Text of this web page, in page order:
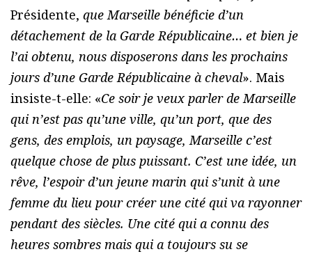
Présidente, que Marseille bénéficie d’un
détachement de la Garde Républicaine… et bien je
l’ai obtenu, nous disposerons dans les prochains
jours d’une Garde Républicaine à cheval». Mais
insiste-t-elle: «Ce soir je veux parler de Marseille
qui n’est pas qu’une ville, qu’un port, que des
gens, des emplois, un paysage, Marseille c’est
quelque chose de plus puissant. C’est une idée, un
rêve, l’espoir d’un jeune marin qui s’unit à une
femme du lieu pour créer une cité qui va rayonner
pendant des siècles. Une cité qui a connu des
heures sombres mais qui a toujours su se